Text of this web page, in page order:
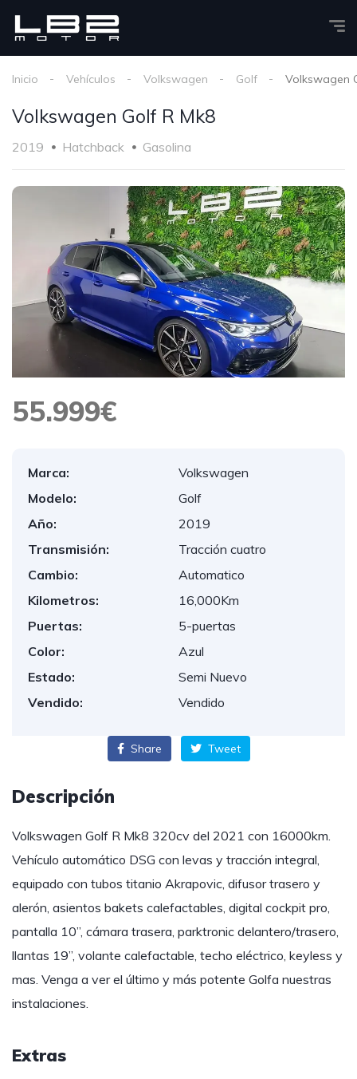
Inicio Vehículos Volkswagen Golf Volkswagen
Volkswagen Golf R Mk8
2019 Hatchback Gasolina
55.999€
Marca:
Volkswagen
Modelo:
Golf
Año:
2019
Transmisión:
Tracción cuatro
Cambio:
Automatico
Kilometros:
16,000Km
Puertas:
5-puertas
Color:
Azul
Estado:
Semi Nuevo
Vendido:
Vendido
Share Tweet
Descripción
Volkswagen Golf R Mk8 320cv del 2021 con 16000km.
Vehículo automático DSG con levas y tracción integral,
equipado con tubos titanio Akrapovic, difusor trasero y
alerón, asientos bakets calefactables, digital cockpit pro,
pantalla 10”, cámara trasera, parktronic delantero/trasero,
llantas 19”, volante calefactable, techo eléctrico, keyless y
mas. Venga a ver el último y más potente Golfa nuestras
instalaciones.
Extras